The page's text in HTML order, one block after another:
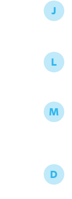
J
L
M
D